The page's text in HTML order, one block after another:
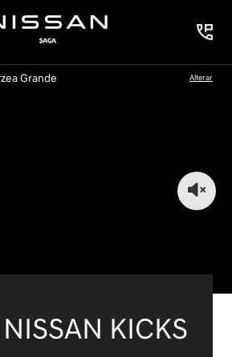
Grande Alterar
KICKS